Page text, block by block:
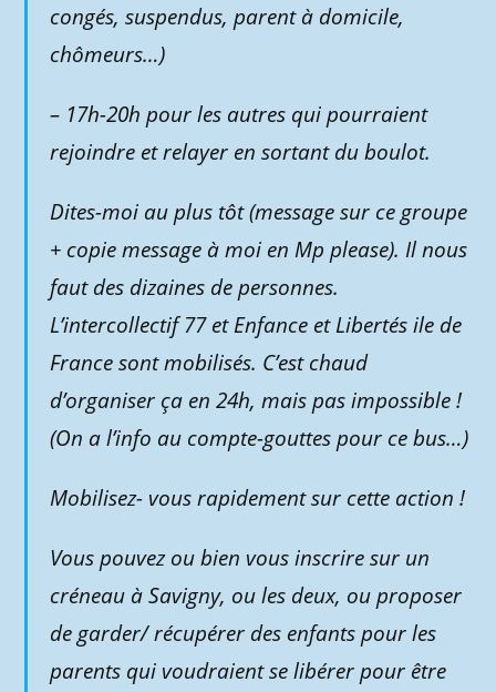
congés, suspendus, parent à domicile,
chômeurs…)
– 17h-20h pour les autres qui pourraient
rejoindre et relayer en sortant du boulot.
Dites-moi au plus tôt (message sur ce groupe
+ copie message à moi en Mp please). Il nous
faut des dizaines de personnes.
L’intercollectif 77 et Enfance et Libertés ile de
France sont mobilisés. C’est chaud
d’organiser ça en 24h, mais pas impossible !
(On a l’info au compte-gouttes pour ce bus…)
Mobilisez- vous rapidement sur cette action !
Vous pouvez ou bien vous inscrire sur un
créneau à Savigny, ou les deux, ou proposer
de garder/ récupérer des enfants pour les
parents qui voudraient se libérer pour être